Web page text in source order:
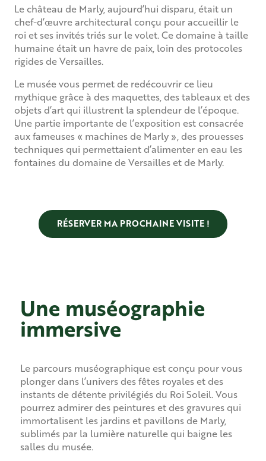
Le château de Marly, aujourd’hui disparu, était un
chef-d’œuvre architectural conçu pour accueillir le
roi et ses invités triés sur le volet. Ce domaine à taille
humaine était un havre de paix, loin des protocoles
rigides de Versailles.
Le musée vous permet de redécouvrir ce lieu
mythique grâce à des maquettes, des tableaux et des
objets d’art qui illustrent la splendeur de l’époque.
Une partie importante de l’exposition est consacrée
aux fameuses « machines de Marly », des prouesses
techniques qui permettaient d’alimenter en eau les
fontaines du domaine de Versailles et de Marly.
RÉSERVER MA PROCHAINE VISITE !
Une muséographie
immersive
Le parcours muséographique est conçu pour vous
plonger dans l’univers des fêtes royales et des
instants de détente privilégiés du Roi Soleil. Vous
pourrez admirer des peintures et des gravures qui
immortalisent les jardins et pavillons de Marly,
sublimés par la lumière naturelle qui baigne les
salles du musée.